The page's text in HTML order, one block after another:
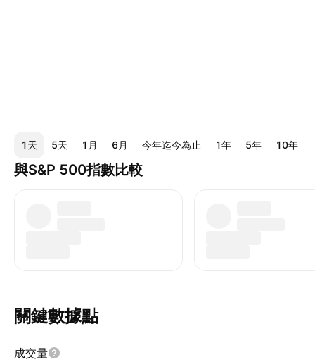
1天 5天 1月 6月 今年迄今為止 1年 5年 10年
與S&P 500指數比較
關鍵數據點
成交量